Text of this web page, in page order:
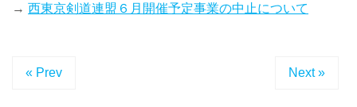
→ 西東京剣道連盟６月開催予定事業の中止について
« Prev Next »